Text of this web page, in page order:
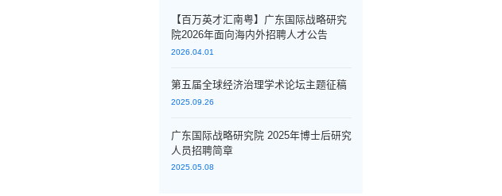
【百万英才汇南粤】广东国际战略研究
院2026年面向海内外招聘人才公告
2026.04.01
第五届全球经济治理学术论坛主题征稿
2025.09.26
广东国际战略研究院 2025年博士后研究
人员招聘简章
2025.05.08